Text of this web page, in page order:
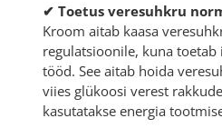
✔ Toetus veresuhkru
Kroom aitab kaasa
regulatsioonile, kuna
tööd. See aitab hoida
viies glükoosi verest
kasutatakse energia